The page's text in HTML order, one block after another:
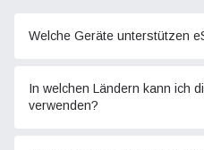
Welche Geräte unterstützen
In welchen Ländern kann ich
verwenden?